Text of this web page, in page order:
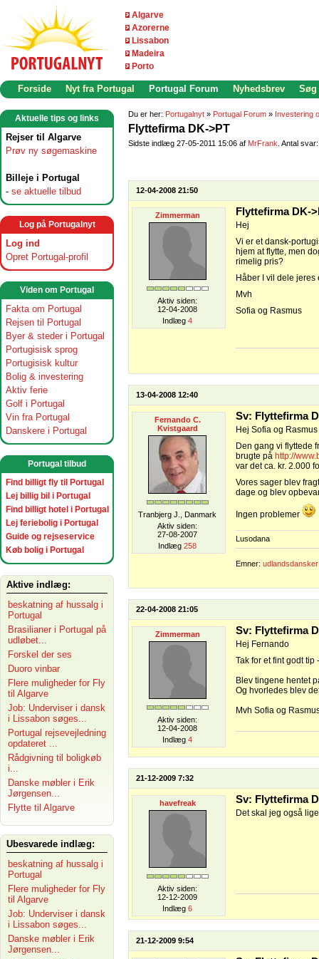
Algarve
Azorerne
Lissabon
Madeira
Porto
Forside Nyt fra Portugal Portugal Forum Nyhedsbrev Søg
Aktuelle tips og links
Rejser til Algarve
Prøv ny søgemaskine
Billeje i Portugal
- se aktuelle tilbud
Log på Portugalnyt
Log ind
Opret Portugal-profil
Viden om Portugal
Fakta om Portugal
Rejsen til Portugal
Byer & steder i Portugal
Portugisisk sprog
Portugisisk kultur
Bolig & investering
Aktiv ferie
Golf i Portugal
Vin fra Portugal
Danskere i Portugal
Portugal tilbud
Find billigt fly til Portugal
Lej billig bil i Portugal
Find billigt hotel i Portugal
Lej feriebolig i Portugal
Guide og rejseservice
Køb bolig i Portugal
Aktive indlæg:
beskatning af hussalg i
Portugal
Brasilianer i Portugal på
udløbet...
Forskel der ses
Duoro vinbar
Flere muligheder for Fly
til Algarve
Job: Underviser i dansk
i Lissabon søges...
Portugal rejsevejledning
opdateret ...
Rådgivning til boligkøb
i...
Danske møbler i Erik
Jørgensen...
Flytte til Algarve
Ubesvarede indlæg:
beskatning af hussalg i
Portugal
Flere muligheder for Fly
til Algarve
Job: Underviser i dansk
i Lissabon søges...
Danske møbler i Erik
Jørgensen...
Du er her: Portugalnyt » Portugal Forum » Investering
Flyttefirma DK->PT
Sidste indlæg 27-05-2011 15:06 af MrFrank . Antal
12-04-2008 21:50
Zimmerman
Aktiv siden:
12-04-2008
Indlæg 4
Flyttefirma DK-
Hej
Vi er et dansk-
hjem at flytte, men
rimelig pris?
Håber I vil dele jeres
Mvh
Sofia og Rasmus
13-04-2008 12:40
Fernando C.
Kvistgaard
Tranbjerg J., Danmark
Aktiv siden:
27-08-2007
Indlæg 258
Sv: Flyttefirma
Hej Sofia og Rasmus
Den gang vi flyttede
brugte på http://
var det ca. kr. 2.000
Vores sager blev
dage og blev
Ingen problemer
Lusodana
Emner: udlandsdansker
22-04-2008 21:05
Zimmerman
Aktiv siden:
12-04-2008
Indlæg 4
Sv: Flyttefirma
Hej Fernando
Tak for et fint godt
Blev tingene hentet
Og hvorledes blev
Mvh Sofia og
21-12-2009 7:32
havefreak
Aktiv siden:
12-12-2009
Indlæg 6
Sv: Flyttefirma
Det skal jeg også
21-12-2009 9:54